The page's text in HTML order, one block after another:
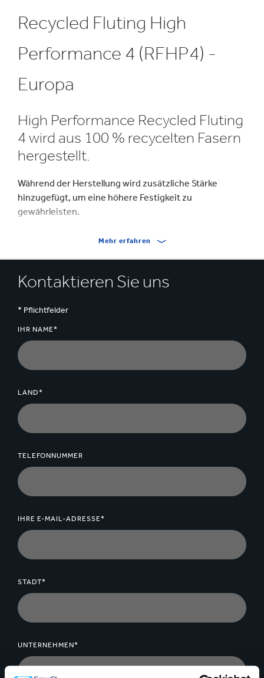
Recycled Fluting High
Performance 4 (RFHP4) -
Europa
High Performance Recycled Fluting
4 wird aus 100 % recycelten Fasern
hergestellt.
Während der Herstellung wird zusätzliche Stärke
hinzugefügt, um eine höhere Festigkeit zu
gewährleisten.
Mehr erfahren
Kontaktieren Sie uns
* Pflichtfelder
IHR NAME*
LAND*
TELEFONNUMMER
IHRE E-MAIL-ADRESSE*
STADT*
UNTERNEHMEN*